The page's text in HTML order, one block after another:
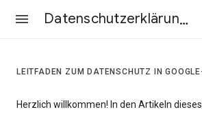
Datenschutzerklärung & Nutzungsbedingungen
LEITFADEN ZUM DATENSCHUTZ IN
Herzlich willkommen! In den Artikeln